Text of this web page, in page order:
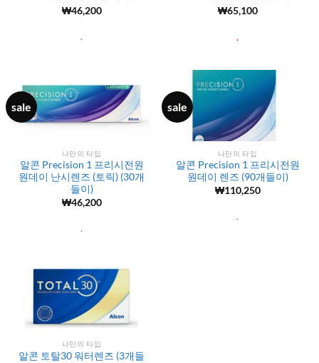
5 중에서
₩46,200
.
5 중에서
₩65,100
.
sale
나만의 타입
알콘 Precision 1 프리시전원
원데이 난시렌즈 (토릭) (30개
들이)
₩46,200
.
sale
나만의 타입
알콘 Precision 1 프리시전원
원데이 렌즈 (90개들이)
₩110,250
나만의 타입
알콘 토탈30 워터렌즈 (3개들